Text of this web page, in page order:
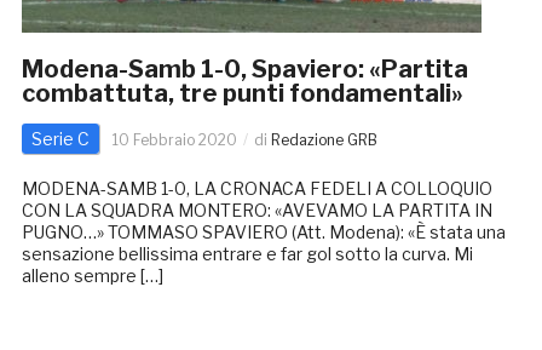
Modena-Samb 1-0, Spaviero: «Partita
combattuta, tre punti fondamentali»
Serie C 10 Febbraio 2020 di Redazione GRB
MODENA-SAMB 1-0, LA CRONACA FEDELI A COLLOQUIO
CON LA SQUADRA MONTERO: «AVEVAMO LA PARTITA IN
PUGNO…» TOMMASO SPAVIERO (Att. Modena): «È stata una
sensazione bellissima entrare e far gol sotto la curva. Mi
alleno sempre […]